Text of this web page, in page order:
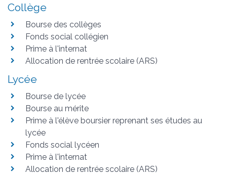
Collège
Bourse des collèges
Fonds social collégien
Prime à l'internat
Allocation de rentrée scolaire (ARS)
Lycée
Bourse de lycée
Bourse au mérite
Prime à l'élève boursier reprenant ses études au
lycée
Fonds social lycéen
Prime à l'internat
Allocation de rentrée scolaire (ARS)